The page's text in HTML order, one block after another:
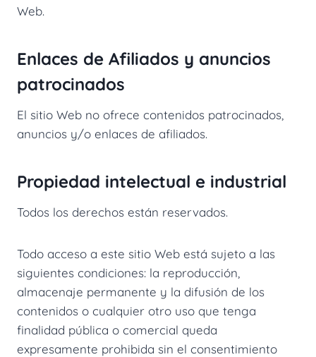
Web.
Enlaces de Afiliados y anuncios
patrocinados
El sitio Web no ofrece contenidos patrocinados,
anuncios y/o enlaces de afiliados.
Propiedad intelectual e industrial
Todos los derechos están reservados.
Todo acceso a este sitio Web está sujeto a las
siguientes condiciones: la reproducción,
almacenaje permanente y la difusión de los
contenidos o cualquier otro uso que tenga
finalidad pública o comercial queda
expresamente prohibida sin el consentimiento